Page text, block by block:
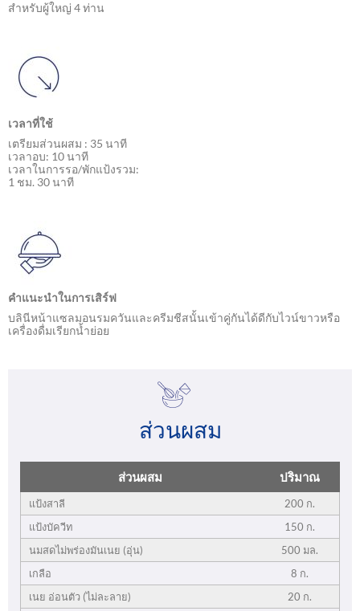
สำหรับผู้ใหญ่ 4 ท่าน
เวลาที่ใช้
เตรียมส่วนผสม : 35 นาที
เวลาอบ: 10 นาที
เวลาในการรอ/พักแป้งรวม:
1 ชม. 30 นาที
คำแนะนำในการเสิร์ฟ
บลินีหน้าแซลมอนรมควันและครีมชีสนั้นเข้าคู่กันได้ดีกับไวน์ขาวหรือ
เครื่องดื่มเรียกน้ำย่อย
ส่วนผสม
ส่วนผสม ปริมาณ
แป้งสาลี
200 ก.
แป้งบัควีท
150 ก.
นมสดไม่พร่องมันเนย (อุ่น)
500 มล.
เกลือ
8 ก.
เนย อ่อนตัว (ไม่ละลาย)
20 ก.